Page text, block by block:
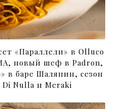
«Параллели» в Olluco
новый шеф в Padron,
в баре Шаляпин, сезон
Di Nulla и Meraki